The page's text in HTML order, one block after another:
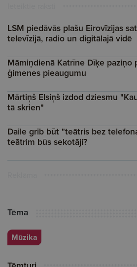
LSM piedāvās plašu Eirovīzijas
televīzijā, radio un digitālajā vidē
Māmiņdienā Katrīne Dīķe paziņo
ģimenes pieaugumu
Mārtiņš Elsiņš izdod dziesmu
tā skrien"
Daile grib būt "teātris bez
teātrim būs sekotāji?
Tēma
Mūzika